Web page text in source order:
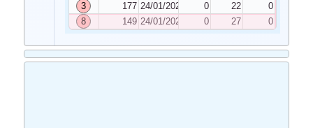
3
177 24/01/2025 0 22
0
8
149 24/01/2025 0 27 0